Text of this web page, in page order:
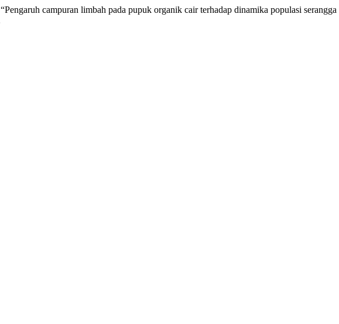
campuran limbah pada pupuk organik cair terhadap dinamika populasi serangga